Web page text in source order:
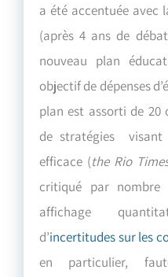
a été accentuée avec
(après 4 ans de
nouveau plan
objectif de dépenses
plan est assorti de 20
de stratégies visant
efficace (the Rio
critiqué par nombre
affichage
d’incertitudes sur les
en particulier,